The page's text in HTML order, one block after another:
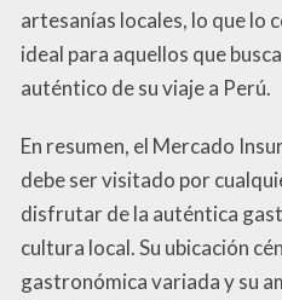
artesanías locales, lo que lo
ideal para aquellos que
auténtico de su viaje a Perú.
En resumen, el Mercado
debe ser visitado por
disfrutar de la auténtica
cultura local. Su ubicación
gastronómica variada y su